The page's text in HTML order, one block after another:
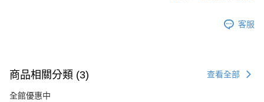
客服
商品相關分類 (3) 查看全部
全館優惠中